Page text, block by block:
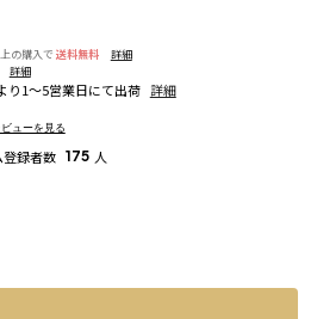
の購入で 送料無料
詳細
詳細
り1～5営業日にて出荷 詳細
ューを見る
登録者数 175 人